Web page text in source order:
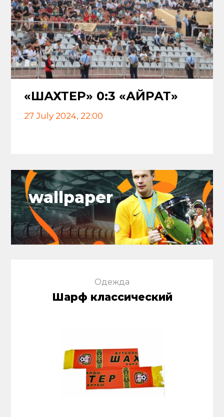
«ШАХТЕР» 0:3 «ҚАЙРАТ»
27 July 2024, 22:00
wallpaper
Одежда
Шарф классический